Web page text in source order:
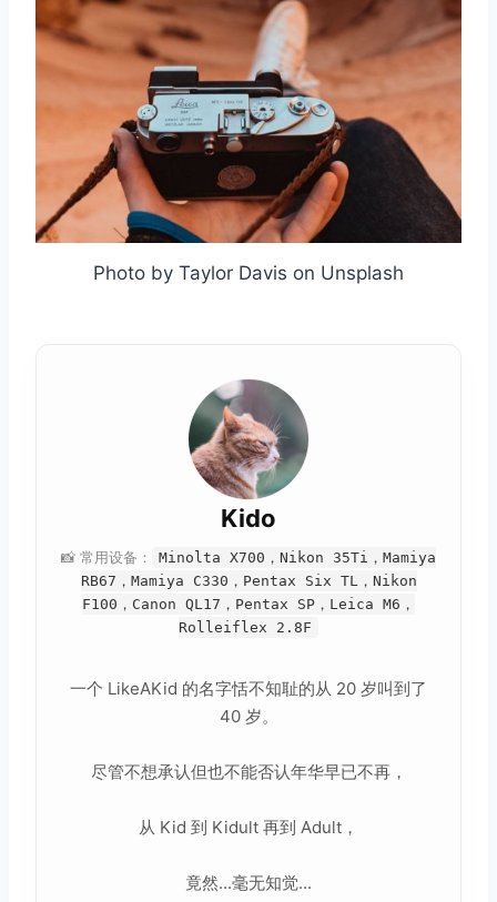
Photo by Taylor Davis on Unsplash
Kido
📸 常用设备：
Minolta X700，Nikon 35Ti，Mamiya
RB67，Mamiya C330，Pentax Six TL，Nikon
F100，Canon QL17，Pentax SP，Leica M6，
Rolleiflex 2.8F
一个 LikeAKid 的名字恬不知耻的从 20 岁叫到了
40 岁。
尽管不想承认但也不能否认年华早已不再，
从 Kid 到 Kidult 再到 Adult，
竟然...毫无知觉...